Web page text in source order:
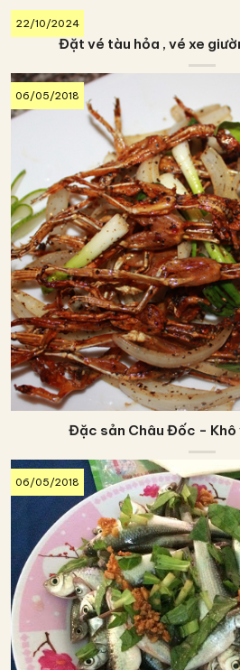
22/10/2024
Đặt vé tàu hỏa , vé xe
06/05/2018
Đặc sản Châu Đốc - Khô
06/05/2018